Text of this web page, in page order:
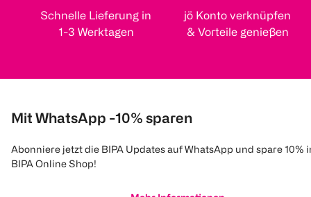
Schnelle Lieferung in
1-3 Werktagen
jö Konto verknüpfen
& Vorteile genießen
Mit WhatsApp -10% sparen
Abonniere jetzt die BIPA Updates auf WhatsApp und spare 10%
BIPA Online Shop!